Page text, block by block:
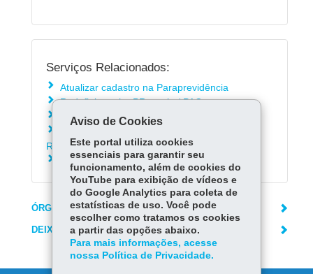
Serviços Relacionados:
Atualizar cadastro na Paraprevidência
Redefinir senha PRconsig / PAC
Instalar o aplicativo da Paranaprevidência
Rendimentos da Paranaprevidência
Solicitar declarações da Paranaprevidência
ÓRGÃO RESPONSÁVEL
DEIXE SUA OPINIÃO
Aviso de Cookies
Este portal utiliza cookies
essenciais para garantir seu
funcionamento, além de cookies do
YouTube para exibição de vídeos e
do Google Analytics para coleta de
estatísticas de uso. Você pode
escolher como tratamos os cookies
a partir das opções abaixo.
Para mais informações, acesse
nossa Política de Privacidade.